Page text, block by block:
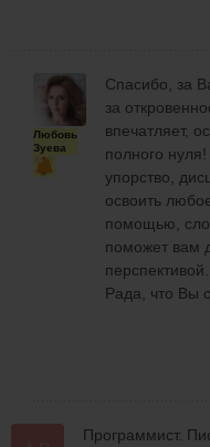
Любовь
Зуева
Спасибо, за
за
впечатляет,
полного
упорство,
освоить
помощью,
поможет вам
перспективой.
Рада, что Вы
Программист.